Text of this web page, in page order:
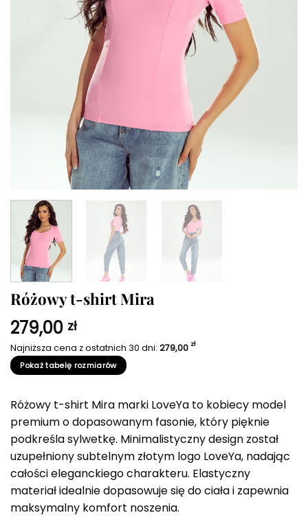
Różowy t-shirt Mira
279,00 zł
Najniższa cena z ostatnich 30 dni: 279,00 zł
Pokaż tabelę rozmiarów
Różowy t-shirt Mira marki LoveYa to kobiecy model
premium o dopasowanym fasonie, który pięknie
podkreśla sylwetkę. Minimalistyczny design został
uzupełniony subtelnym złotym logo LoveYa, nadając
całości eleganckiego charakteru. Elastyczny
materiał idealnie dopasowuje się do ciała i zapewnia
maksymalny komfort noszenia.